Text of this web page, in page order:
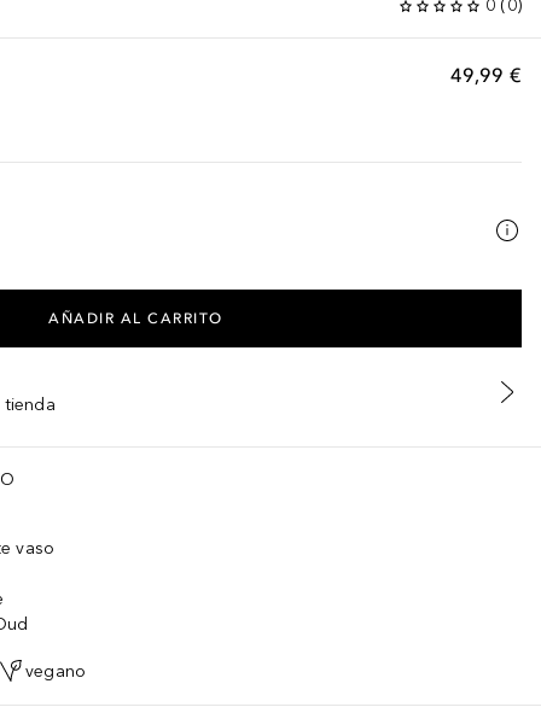
0 (0)
49,99 €
AÑADIR AL CARRITO
tienda
vaso
vegano